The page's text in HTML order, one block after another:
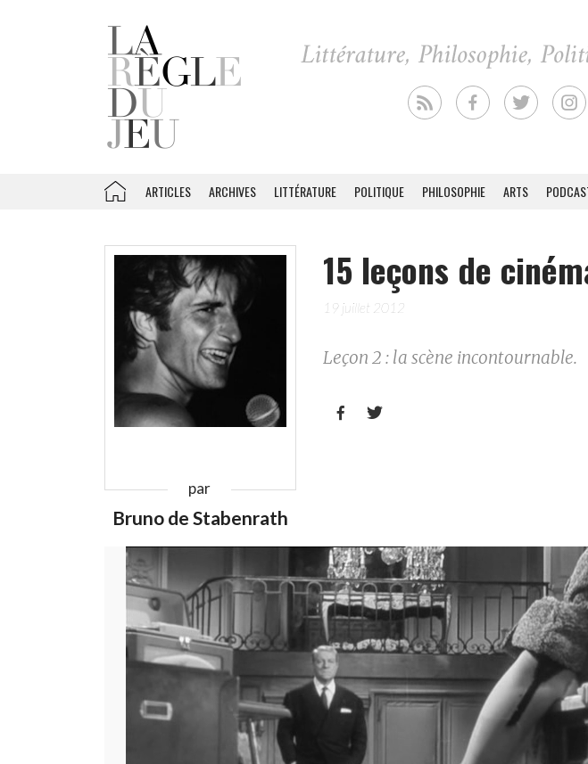
ARTICLES ARCHIVES LITTÉRATURE POLITIQUE PHILOSOPHIE ARTS
par
Bruno de Stabenrath
15 leçons de
19 juillet 2012
Leçon 2 : la scène incontournable.
 